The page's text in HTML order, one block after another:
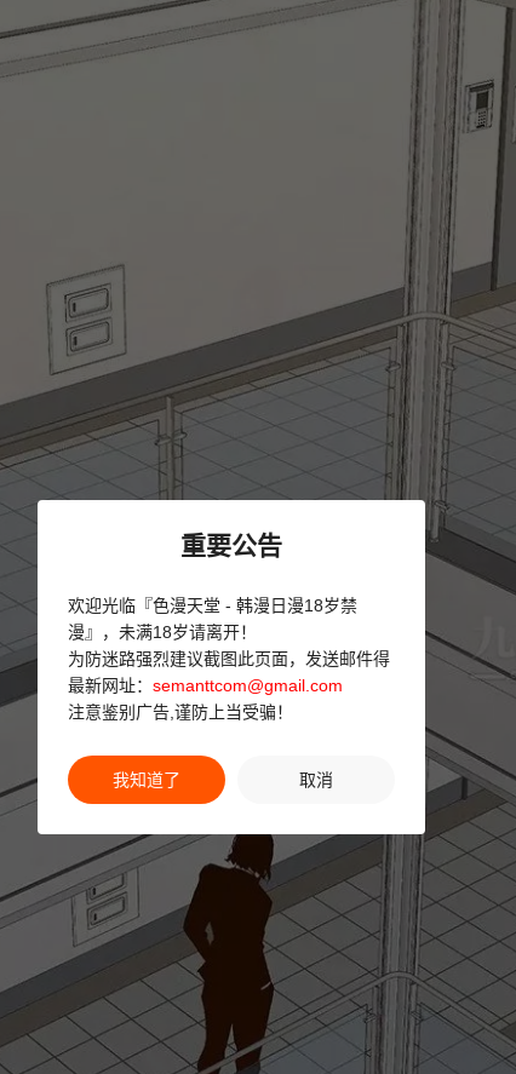
重要公告
欢迎光临『色漫天堂 - 韩漫日漫18岁禁
漫』，未满18岁请离开！
为防迷路强烈建议截图此页面，发送邮件得
最新网址： semanttcom@gmail.com
注意鉴别广告,谨防上当受骗！
我知道了 取消